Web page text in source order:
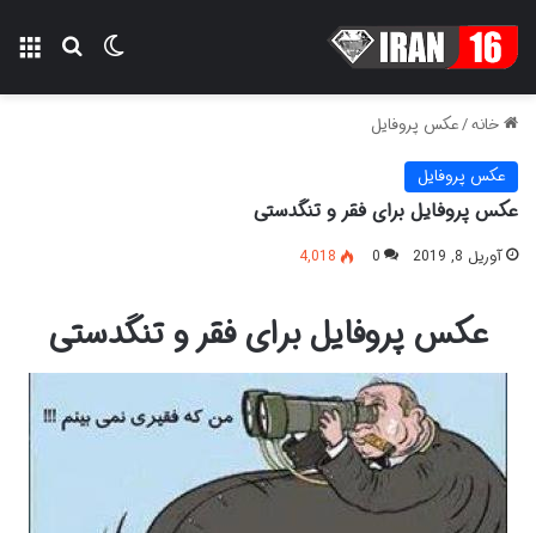
تغییر پوسته
خانه/عکس پروفایل
عکس پروفایل
عکس پروفایل برای فقر و تنگدستی
آوریل 8, 2019 0
4,018
عکس پروفایل برای فقر و تنگدستی